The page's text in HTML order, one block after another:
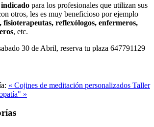
indicado para los profesionales que utilizan sus
otros, les es muy beneficioso por ejemplo
fisioterapeutas, reflexólogos, enfermeros,
, etc.
30 de Abril, reserva tu plaza 647791129
« Cojines de meditación personalizados Taller
»